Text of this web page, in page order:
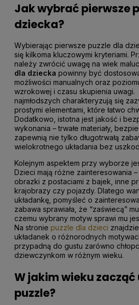
Jak wybrać pierwsze
dziecka?
Wybierając pierwsze puzzle dla
się kilkoma kluczowymi kryteriami.
należy zwrócić uwagę na wiek
dla dziecka powinny być
możliwości manualnych oraz
wzrokowej i czasu skupienia uwagi.
najmłodszych charakteryzują się
prostymi elementami, które łatwo
Dodatkowo, istotna jest jakość i
wykonania – trwałe materiały,
zapewnią nie tylko długotrwałą
wielokrotnego układania bez
Kolejnym aspektem przy wyborze
Dzieci mają różne zainteresowania
obrazki z postaciami z bajek, inne
krajobrazy czy pojazdy. Dlatego
układankę, pomyśleć o
zabawa sprawiała, że “zaświecą”
czemu wybrany motyw sprawi mu
Na stronie puzzle dla dzieci
układanek o różnorodnych
przypadną do gustu zarówno
dziewczynkom w różnym wieku.
W jakim wieku zacząć
puzzle?